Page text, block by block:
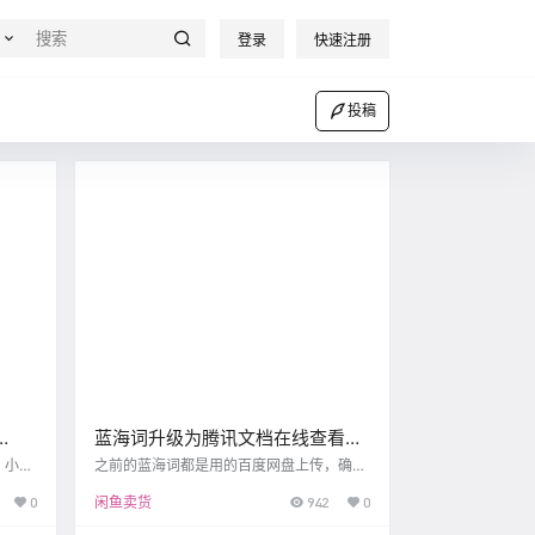
登录 快速注册
投稿
助
功后0
蓝海词升级为腾讯文档在线查看，
后续数据将会日更「免费分享」
之前的蓝海词都是用的百度网盘上传，确实
盘里面打开格式不对，格式不对，其实是百
闲鱼卖货 942 0